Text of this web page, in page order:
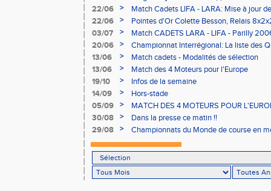
22/06
>
Match Cadets LIFA - LARA: Mise à jour
22/06
>
Pointes d'Or Colette Besson, Relais
30 juin et 1er juillet 2007 à Saint-Cyr/
03/07 >
Match CADETS LARA - LIFA - Parilly
20/06
>
Championnat Interrégional: La liste des
13/06
>
Match cadets - Modalités de sélection
13/06
>
Match des 4 Moteurs pour l'Europe
19/10
>
Infos de la semaine
14/09
>
Hors-stade
05/09
>
MATCH DES 4 MOTEURS POUR
30/08
>
Dans la presse ce matin !!
29/08
> Championnats du Monde de course en